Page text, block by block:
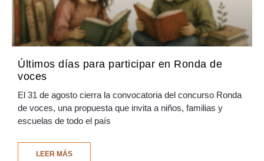
Últimos días para participar en Ronda de
voces
El 31 de agosto cierra la convocatoria del concurso Ronda
de voces, una propuesta que invita a niños, familias y
escuelas de todo el país
LEER MÁS